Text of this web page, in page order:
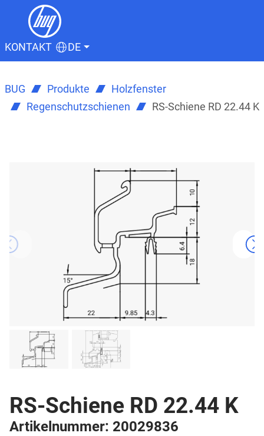
KONTAKT DE
BUG Produkte
Holzfenster
Regenschutzschienen
RS-Schiene RD 22.44 K
RS-Schiene RD 22.44 K
Artikelnummer: 20029836